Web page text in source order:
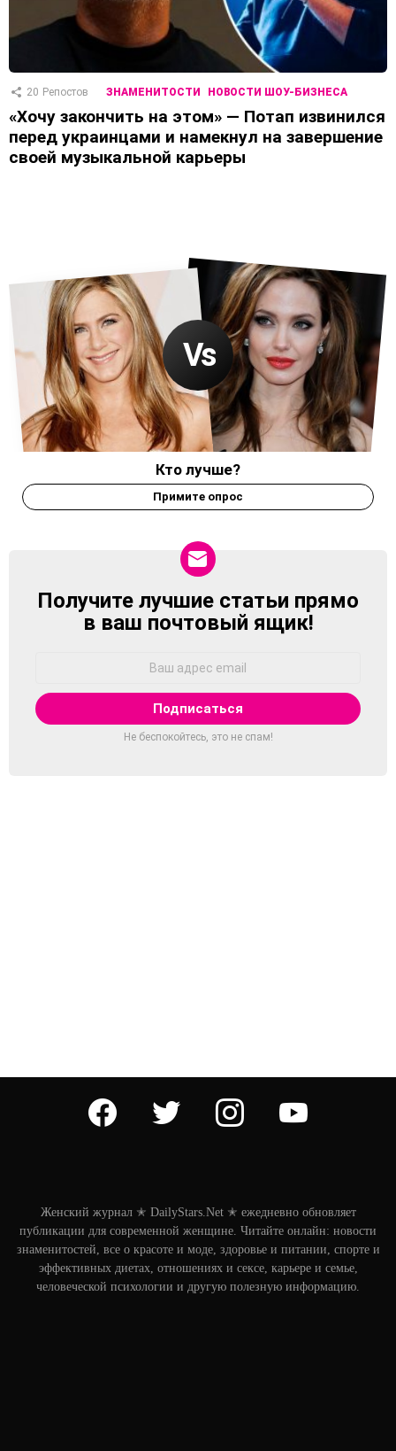
20 Репостов ЗНАМЕНИТОСТИ НОВОСТИ ШОУ-БИЗНЕСА
«Хочу закончить на этом» — Потап извинился
перед украинцами и намекнул на завершение
своей музыкальной карьеры
Кто лучше?
Примите опрос
NEWSLETTER
Получите лучшие статьи прямо
в ваш почтовый ящик!
Не беспокойтесь, это не спам!
facebook twitter instagram youtube
Женский журнал ✭ DailyStars.Net ✭ ежедневно обновляет
публикации для современной женщине. Читайте онлайн: новости
знаменитостей, все о красоте и моде, здоровье и питании, спорте и
эффективных диетах, отношениях и сексе, карьере и семье,
человеческой психологии и другую полезную информацию.